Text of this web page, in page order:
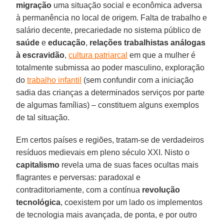
migração uma situação social e econômica adversa
à permanência no local de origem. Falta de trabalho e
salário decente, precariedade no sistema público de
saúde eeducação, relações trabalhistas análogas
à escravidão,cultura patriarcal em que a mulher é
totalmente submissa ao poder masculino, exploração
dotrabalho infantil (sem confundir com a iniciação
sadia das crianças a determinados serviços por parte
de algumas famílias) – constituem alguns exemplos
de tal situação.
Em certos países e regiões, tratam-se de verdadeiros
resíduos medievais em pleno século XXI. Nisto o
capitalismo revela uma de suas faces ocultas mais
flagrantes e perversas: paradoxal e
contraditoriamente, com a contínua revolução
tecnológica, coexistem por um lado os implementos
de tecnologia mais avançada, de ponta, e por outro